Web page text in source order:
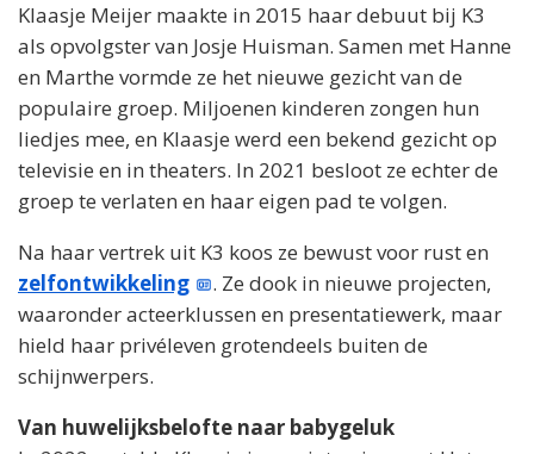
Klaasje Meijer maakte in 2015 haar debuut bij K3
als opvolgster van Josje Huisman. Samen met Hanne
en Marthe vormde ze het nieuwe gezicht van de
populaire groep. Miljoenen kinderen zongen hun
liedjes mee, en Klaasje werd een bekend gezicht op
televisie en in theaters. In 2021 besloot ze echter de
groep te verlaten en haar eigen pad te volgen.
Na haar vertrek uit K3 koos ze bewust voor rust en
zelfontwikkeling
. Ze dook in nieuwe projecten,
waaronder acteerklussen en presentatiewerk, maar
hield haar privéleven grotendeels buiten de
schijnwerpers.
Van huwelijksbelofte naar babygeluk